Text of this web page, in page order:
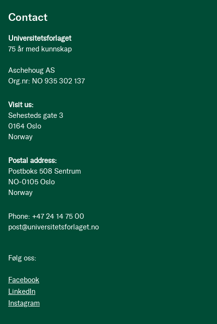
Contact
Universitetsforlaget
75 år med kunnskap
Aschehoug AS
Org.nr: NO 935 302 137
Visit us:
Sehesteds gate 3
0164 Oslo
Norway
Postal address:
Postboks 508 Sentrum
NO-0105 Oslo
Norway
Phone: +47 24 14 75 00
post@universitetsforlaget.no
Følg oss:
Facebook
LinkedIn
Instagram